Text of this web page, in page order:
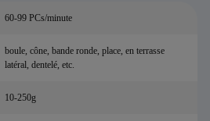
60-99 PCs/minute
boule, cône, bande ronde, place, en terrasse
latéral, dentelé, etc.
10-250g